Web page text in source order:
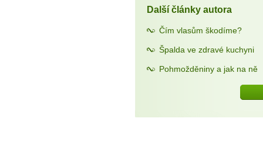
Další články autora
Čím vlasům škodíme?
Špalda ve zdravé kuchyni
Pohmožděniny a jak na ně